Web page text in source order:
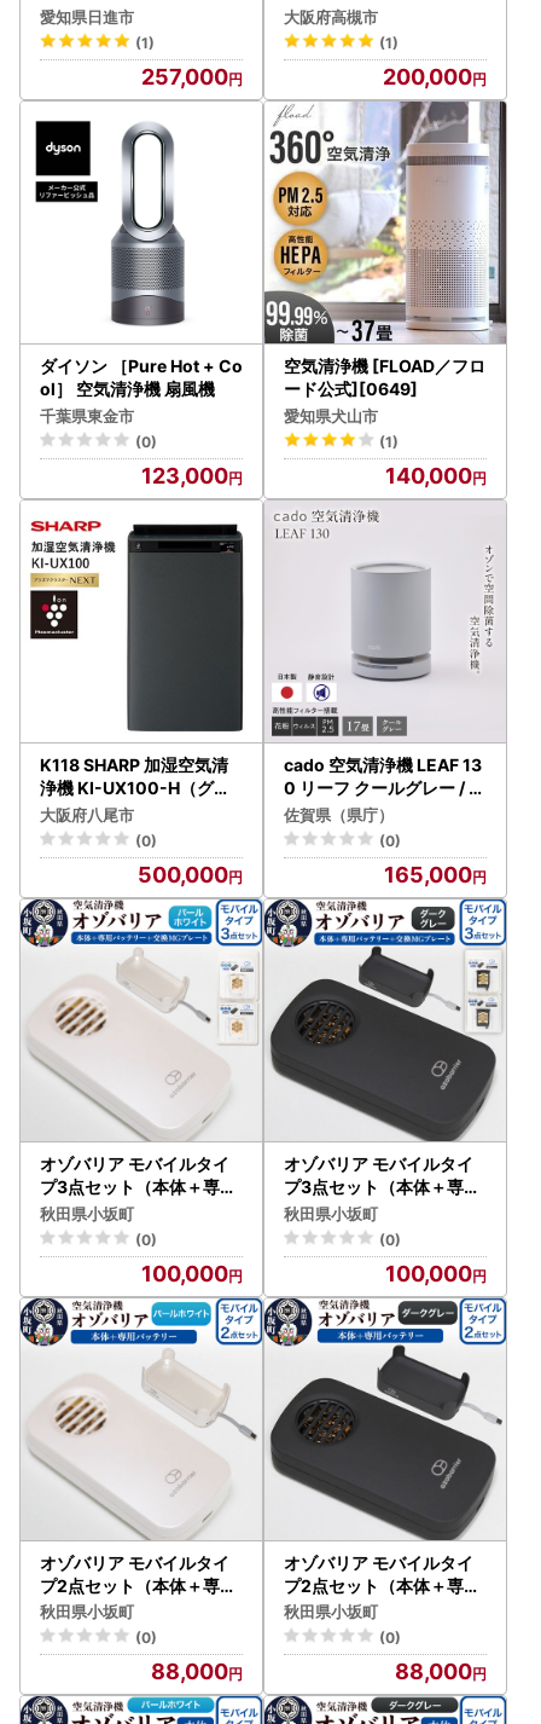
調 空気清浄機 日本製
愛知県日進市
(1)
257,000
F005] 空気清浄機
大阪府高槻市
(1)
200,000
ダイソン ［Pure Hot + Co
ol］ 空気清浄機 扇風機
千葉県東金市
(0)
123,000
空気清浄機 [FLOAD／フロ
ード公式][0649]
愛知県犬山市
(1)
140,000
K118 SHARP 加湿空気清
浄機 KI-UX100-H（グレ
ー系）
大阪府八尾市
(0)
500,000
cado 空気清浄機 LEAF 13
0 リーフ クールグレー / 家
電 国産 日本製 / カドー [41
ANAE015]
佐賀県（県庁）
(0)
165,000
オゾバリア モバイルタイ
プ3点セット（本体＋専用
バッテリー＋交換MGプレ
ート）【パールホワイト】
空気清浄機 雑貨 日用品 秋
秋田県小坂町
(0)
100,000
オゾバリア モバイルタイ
プ3点セット（本体＋専用
バッテリー＋交換MGプレ
ート）【ダークグレー】空
気清浄機 雑貨 日用品 秋田
秋田県小坂町
(0)
100,000
オゾバリア モバイルタイ
プ2点セット（本体＋専用
バッテリー）【パールホワ
イト】空気清浄機 雑貨 日
用品 秋田県 小坂町
秋田県小坂町
(0)
88,000
オゾバリア モバイルタイ
プ2点セット（本体＋専用
バッテリー）【ダークグレ
ー】空気清浄機 雑貨 日用
品 秋田県 小坂町
秋田県小坂町
(0)
88,000